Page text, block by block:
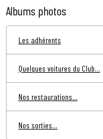
Albums photos
Les adhérents
Quelques voitures du Club...
Nos restaurations...
Nos sorties...